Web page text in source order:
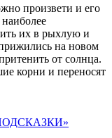
произвети и его
их в рыхлую и
на новом
от солнца.
корни и переносят